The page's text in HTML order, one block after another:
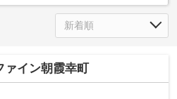
ァイン朝霞幸町